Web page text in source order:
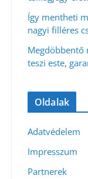
Így mentheti
nagyi filléres
Megdöbbentő
teszi este,
Oldalak
Adatvédelem
Impresszum
Partnerek